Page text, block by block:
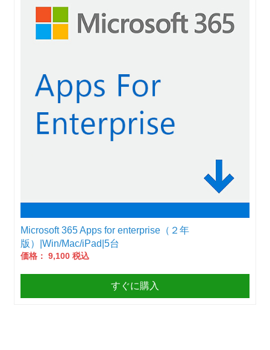
Microsoft 365 Apps for enterprise（２年
版）|Win/Mac/iPad|5台
価格： 9,100 税込
すぐに購入